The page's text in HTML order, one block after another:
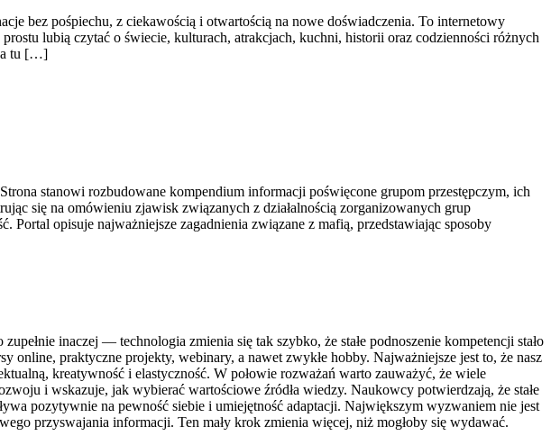
bez pośpiechu, z ciekawością i otwartością na nowe doświadczenia. To internetowy
lubią czytać o świecie, kulturach, atrakcjach, kuchni, historii oraz codzienności różnych
tu […]
stanowi rozbudowane kompendium informacji poświęcone grupom przestępczym, ich
się na omówieniu zjawisk związanych z działalnością zorganizowanych grup
Portal opisuje najważniejsze zagadnienia związane z mafią, przedstawiając sposoby
inaczej — technologia zmienia się tak szybko, że stałe podnoszenie kompetencji stało
online, praktyczne projekty, webinary, a nawet zwykłe hobby. Najważniejsze jest to, że nasz
kreatywność i elastyczność. W połowie rozważań warto zauważyć, że wiele
i wskazuje, jak wybierać wartościowe źródła wiedzy. Naukowcy potwierdzają, że stałe
pozytywnie na pewność siebie i umiejętność adaptacji. Największym wyzwaniem nie jest
przyswajania informacji. Ten mały krok zmienia więcej, niż mogłoby się wydawać.